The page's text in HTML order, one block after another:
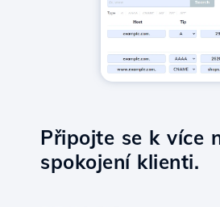
Připojte se k více
spokojení klienti.